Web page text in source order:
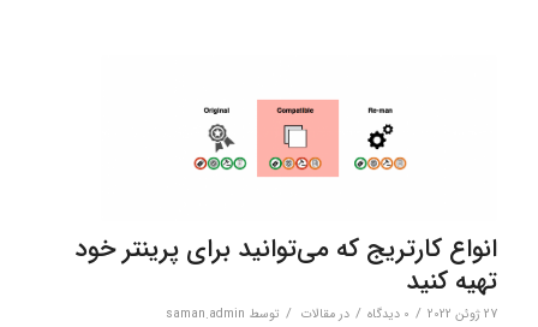
انواع کارتریج که می‌توانید برای پرینتر خود
تهیه کنید
27 ژوئن 2022 / 0 دیدگاه‌ / در مقالات / توسط saman.admin